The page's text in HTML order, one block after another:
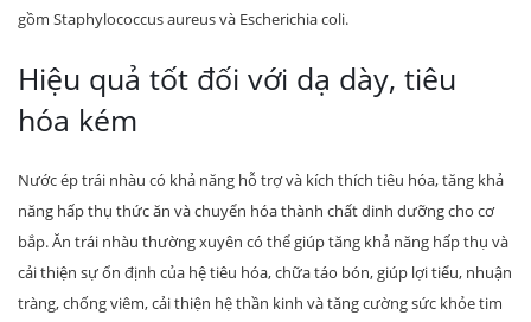
gồm Staphylococcus aureus và Escherichia coli.
Hiệu quả tốt đối với dạ dày, tiêu
hóa kém
Nước ép trái nhàu có khả năng hỗ trợ và kích thích tiêu hóa, tăng khả
năng hấp thụ thức ăn và chuyển hóa thành chất dinh dưỡng cho cơ
bắp. Ăn trái nhàu thường xuyên có thể giúp tăng khả năng hấp thụ và
cải thiện sự ổn định của hệ tiêu hóa, chữa táo bón, giúp lợi tiểu, nhuận
tràng, chống viêm, cải thiện hệ thần kinh và tăng cường sức khỏe tim